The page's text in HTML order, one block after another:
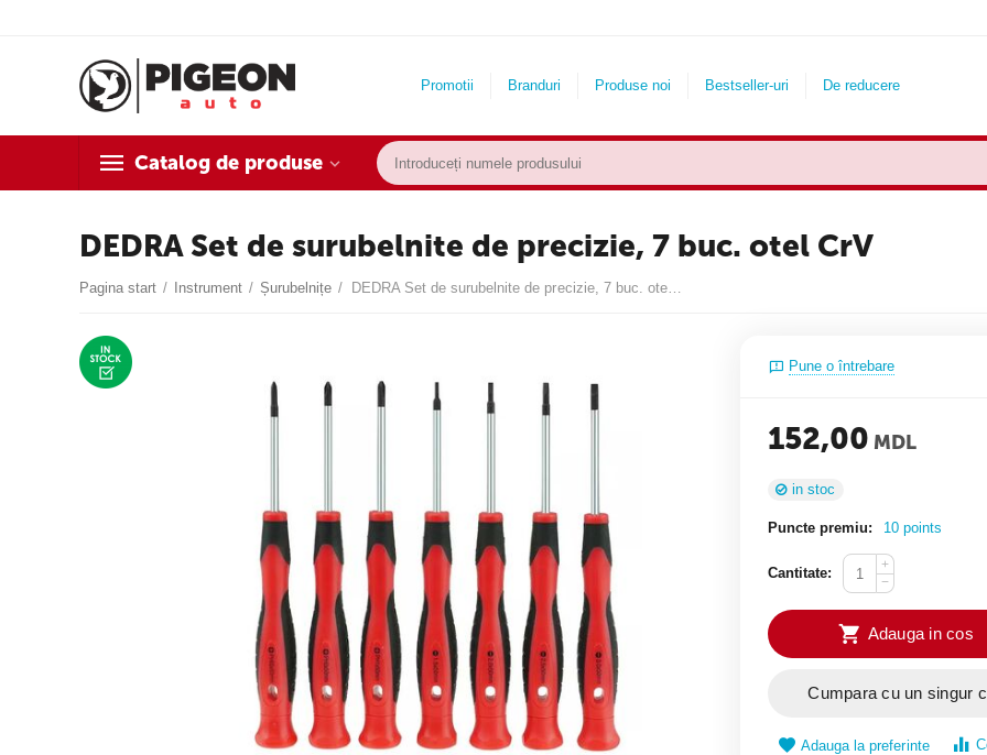
Promotii Branduri Produse noi Bestseller-uri De reducere
Catalog de produse
DEDRA Set de surubelnite de precizie, 7 buc. otel CrV
Pagina start / Instrument / Șurubelnițe / DEDRA Set de surubelnite de precizie, 7 buc. otel CrV
Pune o întrebare
152,00 MDL
in stoc
Puncte premiu: 10 points
Cantitate:
+
−
Adauga in cos
Cumpara cu un singur
Adauga la preferinte